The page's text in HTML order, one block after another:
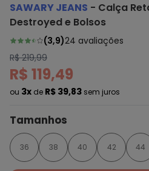
SAWARY JEANS - Calça
Destroyed e Bolsos
(3,9)24 avaliações
R$ 219,99
R$ 119,49
ou 3x de R$ 39,83 sem juros
Tamanhos
36 38 40 42 44